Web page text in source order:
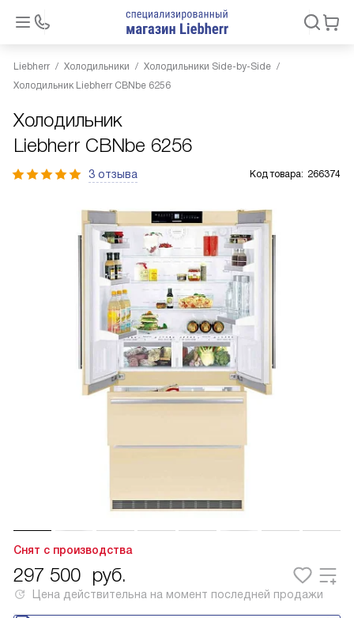
Liebherr Холодильники
Холодильники Side-by-Side
Холодильник Liebherr CBNbe 6256
Холодильник
Liebherr CBNbe 6256
3 отзыва Код товара: 266374
Снят с производства
297 500 руб.
Цена действительна на момент последней продажи